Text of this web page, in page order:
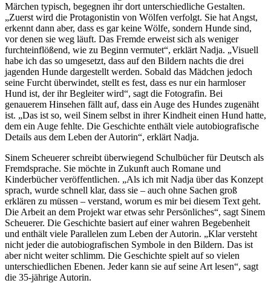
Märchen typisch, begegnen ihr dort unterschiedliche Gestalten.
„Zuerst wird die Protagonistin von Wölfen verfolgt. Sie hat Angst,
erkennt dann aber, dass es gar keine Wölfe, sondern Hunde sind,
vor denen sie weg läuft. Das Fremde erweist sich als weniger
furchteinflößend, wie zu Beginn vermutet“, erklärt Nadja. „Visuell
habe ich das so umgesetzt, dass auf den Bildern nachts die drei
jagenden Hunde dargestellt werden. Sobald das Mädchen jedoch
seine Furcht überwindet, stellt es fest, dass es nur ein harmloser
Hund ist, der ihr Begleiter wird“, sagt die Fotografin. Bei
genauerem Hinsehen fällt auf, dass ein Auge des Hundes zugenäht
ist. „Das ist so, weil Sinem selbst in ihrer Kindheit einen Hund hatte,
dem ein Auge fehlte. Die Geschichte enthält viele autobiografische
Details aus dem Leben der Autorin“, erklärt Nadja.
Sinem Scheuerer schreibt überwiegend Schulbücher für Deutsch als
Fremdsprache. Sie möchte in Zukunft auch Romane und
Kinderbücher veröffentlichen. „Als ich mit Nadja über das Konzept
sprach, wurde schnell klar, dass sie – auch ohne Sachen groß
erklären zu müssen – verstand, worum es mir bei diesem Text geht.
Die Arbeit an dem Projekt war etwas sehr Persönliches“, sagt Sinem
Scheuerer. Die Geschichte basiert auf einer wahren Begebenheit
und enthält viele Parallelen zum Leben der Autorin. „Klar versteht
nicht jeder die autobiografischen Symbole in den Bildern. Das ist
aber nicht weiter schlimm. Die Geschichte spielt auf so vielen
unterschiedlichen Ebenen. Jeder kann sie auf seine Art lesen“, sagt
die 35-jährige Autorin.